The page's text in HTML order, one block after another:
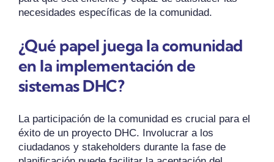
necesidades específicas de la comunidad.
¿Qué papel juega la comunidad
en la implementación de
sistemas DHC?
La participación de la comunidad es crucial para el
éxito de un proyecto DHC. Involucrar a los
ciudadanos y stakeholders durante la fase de